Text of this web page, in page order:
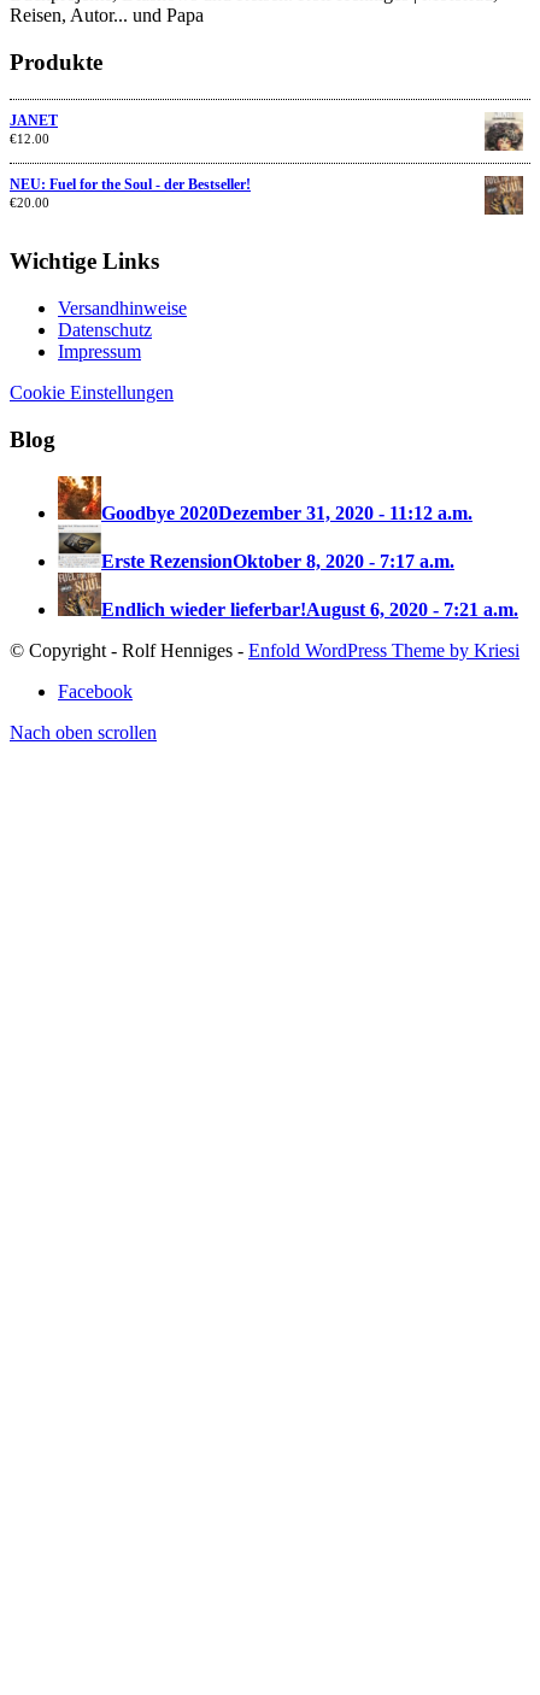
Reisen, Autor... und Papa
Produkte
JANET
€12.00
NEU: Fuel for the Soul - der Bestseller!
€20.00
Wichtige Links
Versandhinweise
Datenschutz
Impressum
Cookie Einstellungen
Blog
Goodbye 2020Dezember 31, 2020 - 11:12 a.m.
Erste RezensionOktober 8, 2020 - 7:17 a.m.
Endlich wieder lieferbar!August 6, 2020 - 7:21 a.m.
© Copyright - Rolf Henniges - Enfold WordPress Theme by Kriesi
Facebook
Nach oben scrollen